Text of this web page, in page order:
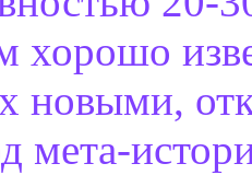
хорошо
новыми,
мета-